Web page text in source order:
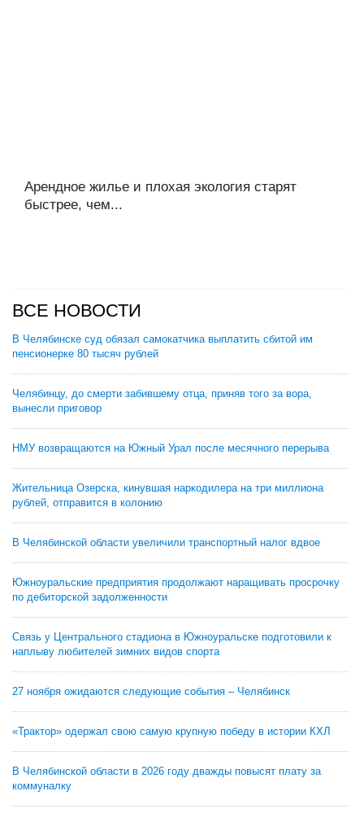
Арендное жилье и плохая экология старят
быстрее, чем...
ВСЕ НОВОСТИ
В Челябинске суд обязал самокатчика выплатить сбитой им
пенсионерке 80 тысяч рублей
Челябинцу, до смерти забившему отца, приняв того за вора,
вынесли приговор
НМУ возвращаются на Южный Урал после месячного перерыва
Жительница Озерска, кинувшая наркодилера на три миллиона
рублей, отправится в колонию
В Челябинской области увеличили транспортный налог вдвое
Южноуральские предприятия продолжают наращивать просрочку
по дебиторской задолженности
Связь у Центрального стадиона в Южноуральске подготовили к
наплыву любителей зимних видов спорта
27 ноября ожидаются следующие события – Челябинск
«Трактор» одержал свою самую крупную победу в истории КХЛ
В Челябинской области в 2026 году дважды повысят плату за
коммуналку